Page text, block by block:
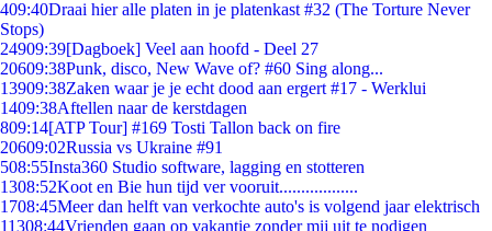
409:40Draai hier alle platen in je platenkast #32 (The Torture Never
Stops)
24909:39[Dagboek] Veel aan hoofd - Deel 27
20609:38Punk, disco, New Wave of? #60 Sing along...
13909:38Zaken waar je je echt dood aan ergert #17 - Werklui
1409:38Aftellen naar de kerstdagen
809:14[ATP Tour] #169 Tosti Tallon back on fire
20609:02Russia vs Ukraine #91
508:55Insta360 Studio software, lagging en stotteren
1308:52Koot en Bie hun tijd ver vooruit..................
1708:45Meer dan helft van verkochte auto's is volgend jaar elektrisch
11308:44Vrienden gaan op vakantie zonder mij uit te nodigen